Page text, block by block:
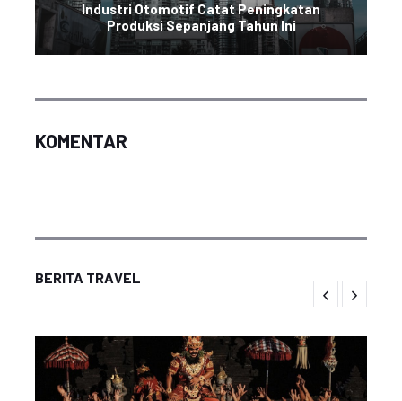
Industri Otomotif Catat Peningkatan
Produksi Sepanjang Tahun Ini
KOMENTAR
BERITA TRAVEL